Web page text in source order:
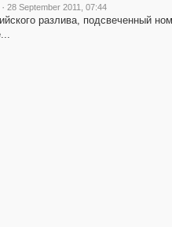
· 28 September 2011, 07:44
разлива, подсвеченный